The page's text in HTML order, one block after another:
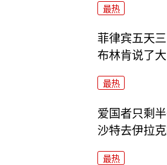
最热
菲律宾五天
布林肯说了
最热
爱国者只剩
沙特去伊拉
最热